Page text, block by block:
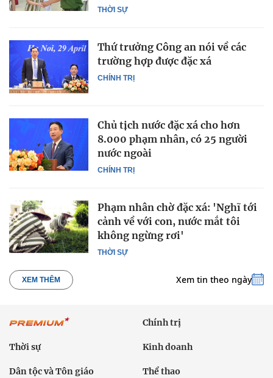
THỜI SỰ
CHÍNH TRỊ
Thứ trưởng Công an nói về các
trường hợp được đặc xá
CHÍNH TRỊ
Chủ tịch nước đặc xá cho hơn
8.000 phạm nhân, có 25 người
nước ngoài
THỜI SỰ
Phạm nhân chờ đặc xá: 'Nghĩ tới
cảnh về với con, nước mắt tôi
không ngừng rơi'
XEM THÊM Xem tin theo ngày
Chính trị
Thời sự Kinh doanh
Dân tộc và Tôn giáo Thể thao